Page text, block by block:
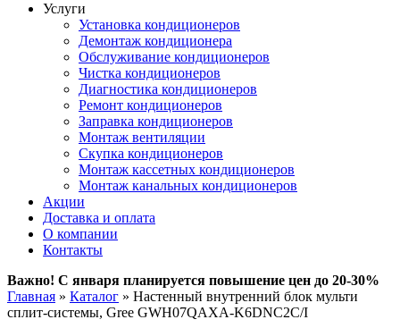
Услуги
Установка кондиционеров
Демонтаж кондиционера
Обслуживание кондиционеров
Чистка кондиционеров
Диагностика кондиционеров
Ремонт кондиционеров
Заправка кондиционеров
Монтаж вентиляции
Скупка кондиционеров
Монтаж кассетных кондиционеров
Монтаж канальных кондиционеров
Акции
Доставка и оплата
О компании
Контакты
Важно! С января планируется повышение цен до 20-30%
Главная » Каталог » Настенный внутренний блок мульти
сплит-системы, Gree GWH07QAXA-K6DNC2C/I